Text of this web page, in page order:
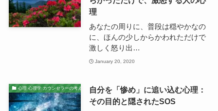
理
あなたの周りに、普段は穏やかなの
に、ほんの少しからかわれただけで
激しく怒り出…
January 20, 2020
心理 心理学 カウンセラーの考え
自分を「惨め」に追い込む心理：
その目的と隠されたSOS